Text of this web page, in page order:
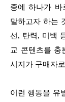
중에 하나가 바
말하고자 하는
선, 탄력, 미백
교 콘텐츠를 충
시지가 구매자
이런 행동을 유